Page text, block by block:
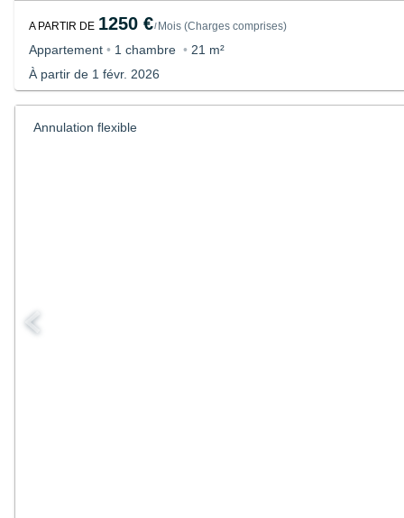
A PARTIR DE 1250 €/ Mois (Charges comprises)
Appartement • 1 chambre • 21 m²
À partir de 1 févr. 2026
Annulation flexible